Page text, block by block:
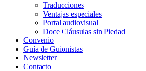
Traducciones
Ventajas especiales
Portal audiovisual
Doce Cláusulas sin Piedad
Convenio
Guía de Guionistas
Newsletter
Contacto